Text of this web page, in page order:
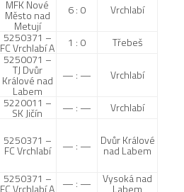
MFK Nové
Město nad
Metují
6 : 0
Vrchlabí
5250371 –
FC Vrchlabí A 1 : 0
Třebeš
5250071 –
TJ Dvůr
Králové nad
Labem
— : —
Vrchlabí
5220011 –
SK Jičín — : — Vrchlabí
5250371 –
FC Vrchlabí — : — Dvůr Králové
nad Labem
5250371 – — : — Vysoká nad